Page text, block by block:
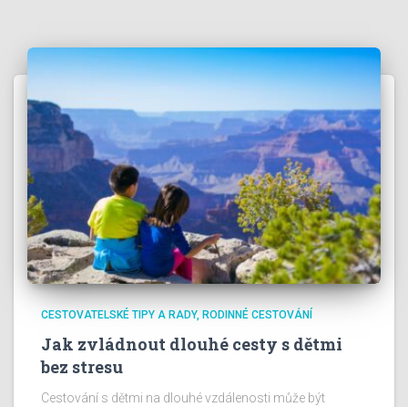
CESTOVATELSKÉ TIPY A RADY RODINNÉ CESTOVÁNÍ
Jak zvládnout dlouhé cesty s dětmi
bez stresu
Cestování s dětmi na dlouhé vzdálenosti může být